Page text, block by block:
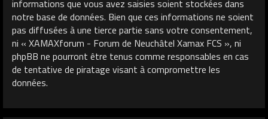
informations que vous avez saisies soient stockées dans
notre base de données. Bien que ces informations ne soient
pas diffusées à une tierce partie sans votre consentement,
ni « XAMAXforum - Forum de Neuchâtel Xamax FCS », ni
phpBB ne pourront être tenus comme responsables en cas
de tentative de piratage visant à compromettre les
données.